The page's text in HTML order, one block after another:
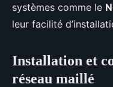
systèmes comme le
leur facilité
Installation et
réseau maillé